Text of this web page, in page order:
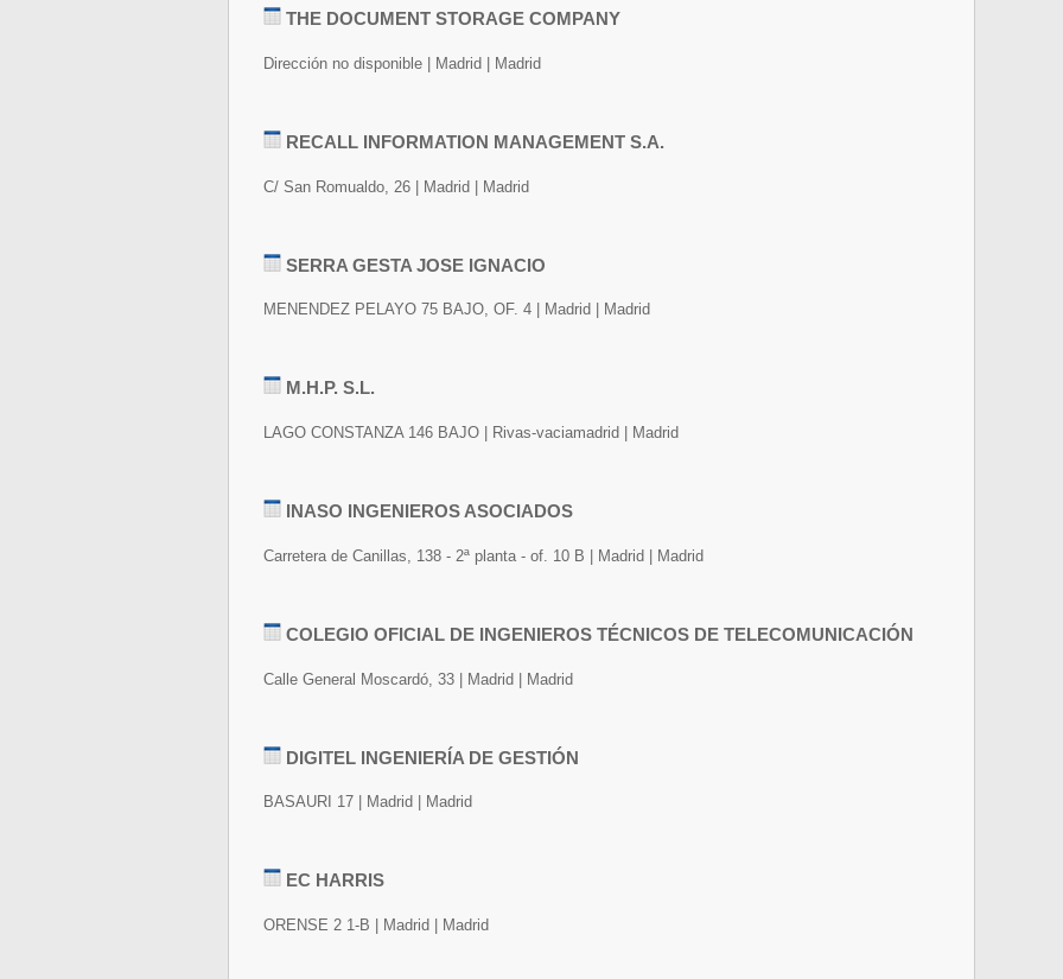
THE DOCUMENT STORAGE COMPANY
Dirección no disponible | Madrid | Madrid
RECALL INFORMATION MANAGEMENT S.A.
C/ San Romualdo, 26 | Madrid | Madrid
SERRA GESTA JOSE IGNACIO
MENENDEZ PELAYO 75 BAJO, OF. 4 | Madrid | Madrid
M.H.P. S.L.
LAGO CONSTANZA 146 BAJO | Rivas-vaciamadrid | Madrid
INASO INGENIEROS ASOCIADOS
Carretera de Canillas, 138 - 2ª planta - of. 10 B | Madrid | Madrid
COLEGIO OFICIAL DE INGENIEROS TÉCNICOS DE TELECOMUNICACIÓN
Calle General Moscardó, 33 | Madrid | Madrid
DIGITEL INGENIERÍA DE GESTIÓN
BASAURI 17 | Madrid | Madrid
EC HARRIS
ORENSE 2 1-B | Madrid | Madrid